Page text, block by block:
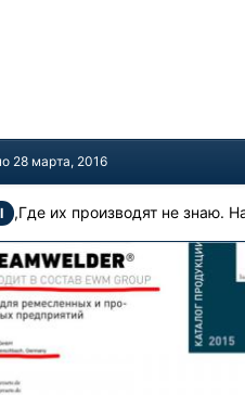
28 марта, 2016
,Где их производят не знаю.